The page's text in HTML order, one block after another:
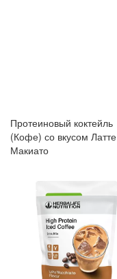
Протеиновый коктейль
(Кофе) со вкусом Латте
Макиато